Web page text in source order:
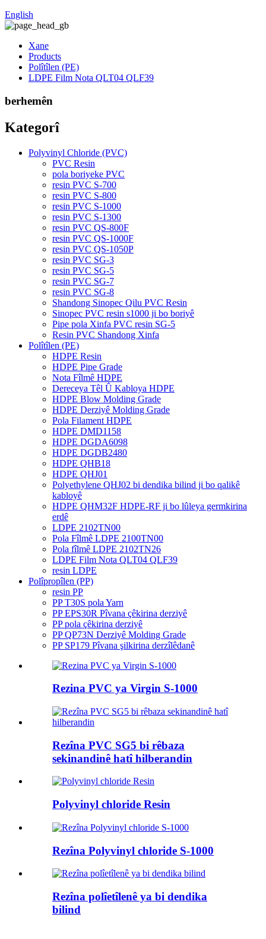
English
Xane
Products
Polîtîlen (PE)
LDPE Film Nota QLT04 QLF39
berhemên
Kategorî
Polyvinyl Chloride (PVC)
PVC Resin
pola boriyeke PVC
resin PVC S-700
resin PVC S-800
resin PVC S-1000
resin PVC S-1300
resin PVC QS-800F
resin PVC QS-1000F
resin PVC QS-1050P
resin PVC SG-3
resin PVC SG-5
resin PVC SG-7
resin PVC SG-8
Shandong Sinopec Qilu PVC Resin
Sinopec PVC resin s1000 ji bo boriyê
Pipe pola Xinfa PVC resin SG-5
Resin PVC Shandong Xinfa
Polîtîlen (PE)
HDPE Resin
HDPE Pipe Grade
Nota Fîlmê HDPE
Dereceya Têl Û Kabloya HDPE
HDPE Blow Molding Grade
HDPE Derziyê Molding Grade
Pola Filament HDPE
HDPE DMD1158
HDPE DGDA6098
HDPE DGDB2480
HDPE QHB18
HDPE QHJ01
Polyethylene QHJ02 bi dendika bilind ji bo qalikê
kabloyê
HDPE QHM32F HDPE-RF ji bo lûleya germkirina
erdê
LDPE 2102TN00
Pola Fîlmê LDPE 2100TN00
Pola fîlmê LDPE 2102TN26
LDPE Film Nota QLT04 QLF39
resin LDPE
Polîpropîlen (PP)
resin PP
PP T30S pola Yarn
PP EPS30R Pîvana çêkirina derziyê
PP pola çêkirina derziyê
PP QP73N Derziyê Molding Grade
PP SP179 Pîvana şilkirina derzîlêdanê
Rezina PVC ya Virgin S-1000
Rezîna PVC SG5 bi rêbaza
sekinandinê hatî hilberandin
Polyvinyl chloride Resin
Rezîna Polyvinyl chloride S-1000
Rezîna polîetîlenê ya bi dendika
bilind